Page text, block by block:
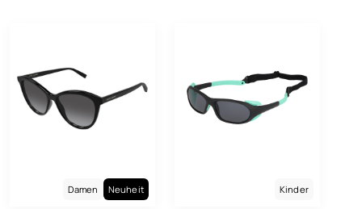
Damen Neuheit Kinder